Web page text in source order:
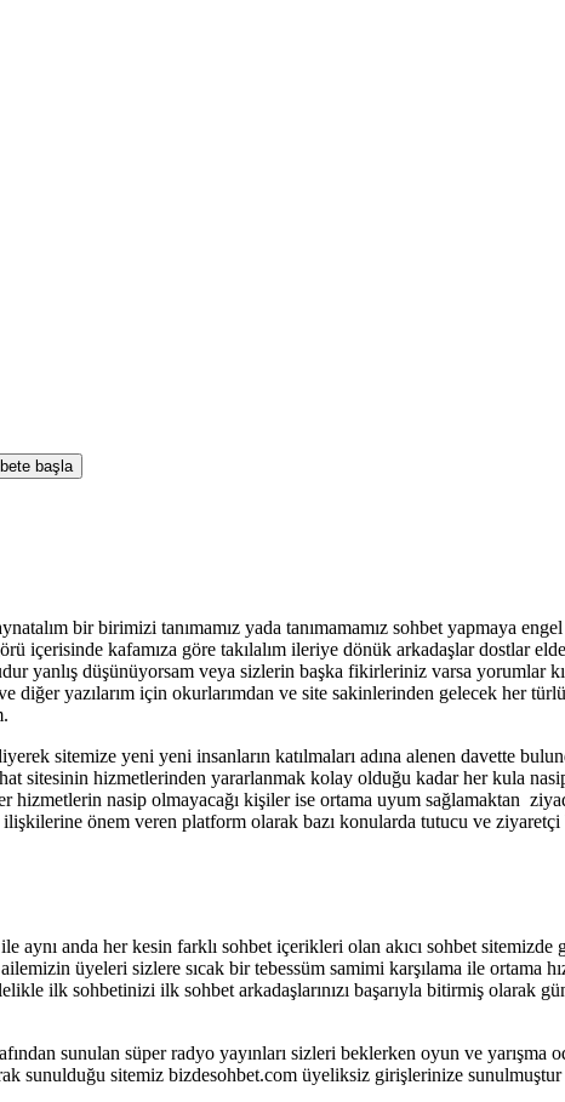
bir birimizi tanımamız yada tanımamamız sohbet yapmaya
içerisinde kafamıza göre takılalım ileriye dönük arkadaşlar dostlar
yanlış düşünüyorsam veya sizlerin başka fikirleriniz varsa yorumlar
diğer yazılarım için okurlarımdan ve site sakinlerinden gelecek her
sitemize yeni yeni insanların katılmaları adına alenen davette
sitesinin hizmetlerinden yararlanmak kolay olduğu kadar her kula
hizmetlerin nasip olmayacağı kişiler ise ortama uyum sağlamaktan
önem veren platform olarak bazı konularda tutucu ve
anda her kesin farklı sohbet içerikleri olan akıcı sohbet
üyeleri sizlere sıcak bir tebessüm samimi karşılama ile ortama
ilk sohbetinizi ilk sohbet arkadaşlarınızı başarıyla bitirmiş olarak
sunulan süper radyo yayınları sizleri beklerken oyun ve
sunulduğu sitemiz bizdesohbet.com üyeliksiz girişlerinize